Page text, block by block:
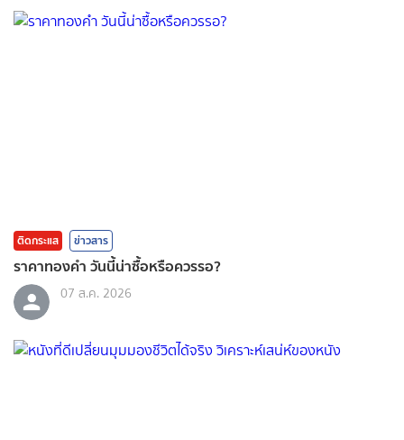
ติดกระแส ข่าวสาร
ราคาทองคํา วันนี้น่าซื้อหรือควรรอ?
07 ส.ค. 2026